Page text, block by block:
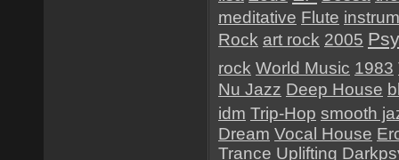
meditative Flute
Rock art rock 2005
rock World Music 1983
Nu Jazz Deep House
idm Trip-Hop smooth
Dream Vocal House
Trance Uplifting